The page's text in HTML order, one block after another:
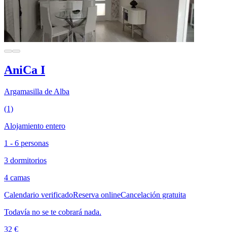
AniCa I
Argamasilla de Alba
(1)
Alojamiento entero
1 - 6 personas
3 dormitorios
4 camas
Calendario verificadoReserva onlineCancelación gratuita
Todavía no se te cobrará nada.
32 €